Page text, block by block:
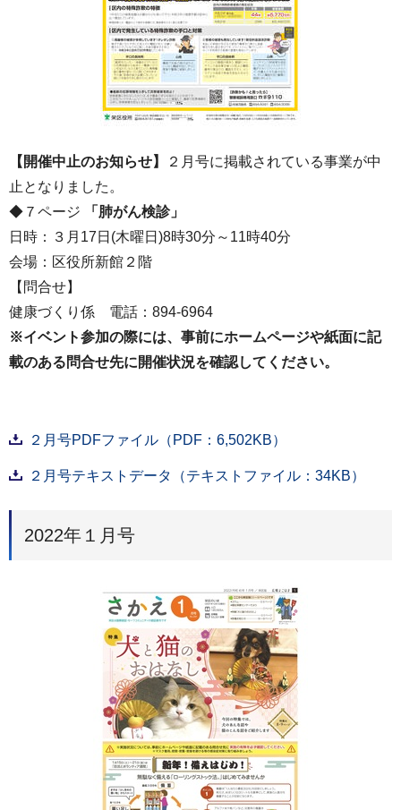
【開催中止のお知らせ】
２月号に掲載されている事業が中
止となりました。
◆７ページ
「肺がん検診」
日時：３月17日(木曜日)8時30分～11時40分
会場：区役所新館２階
【問合せ】
健康づくり係 電話：894-6964
※イベント参加の際には、事前にホームページや紙面に記
載のある問合せ先に開催状況を確認してください。
２月号PDFファイル（PDF：6,502KB）
２月号テキストデータ（テキストファイル：34KB）
2022年１月号